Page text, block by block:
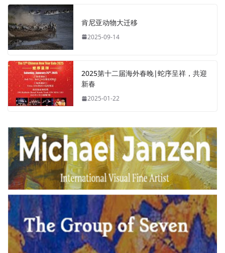
肯尼亚动物大迁移
2025-09-14
2025第十二届海外春晚|蛇序呈祥，共迎
新春
2025-01-22